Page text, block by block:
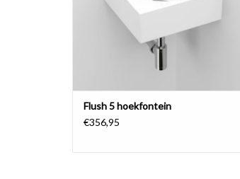
Flush 5 hoekfontein
€356,95